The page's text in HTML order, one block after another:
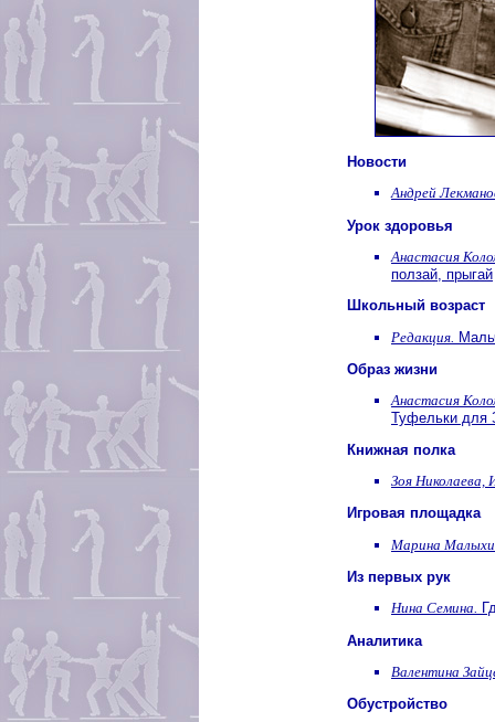
Новости
Андрей
Урок здоровья
Анастасия
ползай, прыгай
Школьный возраст
Редакция.
Образ жизни
Анастасия
Туфельки для
Книжная полка
Зоя Николаева,
Игровая площадка
Марина
Из первых рук
Нина Семина.
Аналитика
Валентина
Обустройство